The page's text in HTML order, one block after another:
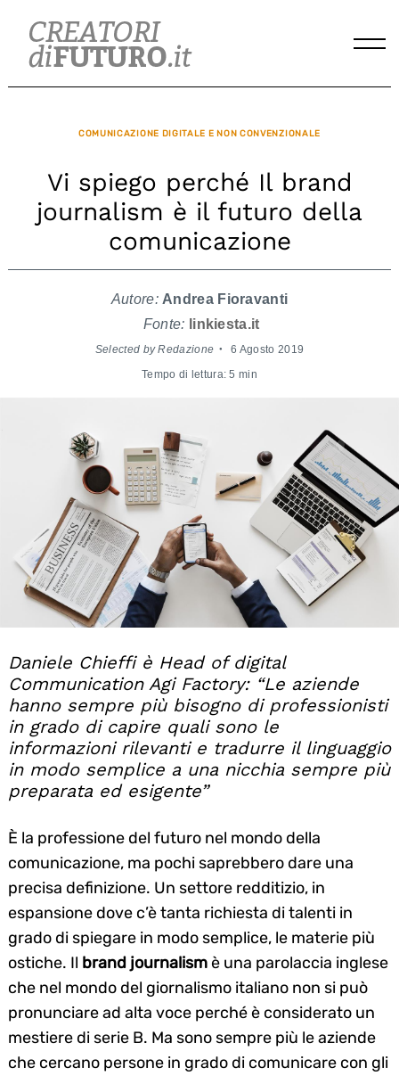
content
COMUNICAZIONE DIGITALE E NON CONVENZIONALE
Vi spiego perché Il brand
journalism è il futuro della
comunicazione
Autore:Andrea Fioravanti
Fonte: linkiesta.it
Selected by Redazione 6 Agosto 2019
Tempo di lettura: 5 min
Daniele Chieffi è Head of digital
Communication Agi Factory: “Le aziende
hanno sempre più bisogno di professionisti
in grado di capire quali sono le
informazioni rilevanti e tradurre il linguaggio
in modo semplice a una nicchia sempre più
preparata ed esigente”
È la professione del futuro nel mondo della
comunicazione, ma pochi saprebbero dare una
precisa definizione. Un settore redditizio, in
espansione dove c’è tanta richiesta di talenti in
grado di spiegare in modo semplice, le materie più
ostiche. Il brand journalismè una parolaccia inglese
che nel mondo del giornalismo italiano non si può
pronunciare ad alta voce perché è considerato un
mestiere di serie B. Ma sono sempre più le aziende
che cercano persone in grado di comunicare con gli